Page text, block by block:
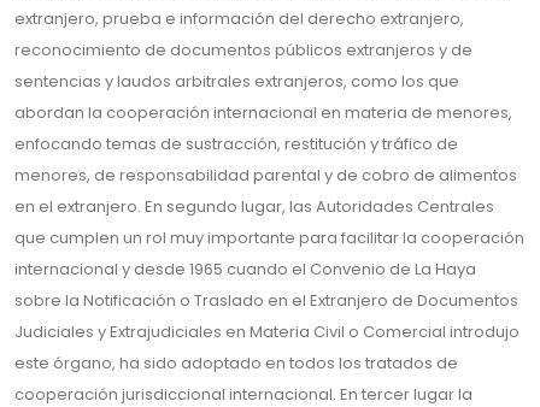
extranjero, prueba e información del derecho extranjero,
reconocimiento de documentos públicos extranjeros y de
sentencias y laudos arbitrales extranjeros, como los que
abordan la cooperación internacional en materia de menores,
enfocando temas de sustracción, restitución y tráfico de
menores, de responsabilidad parental y de cobro de alimentos
en el extranjero. En segundo lugar, las Autoridades Centrales
que cumplen un rol muy importante para facilitar la cooperación
internacional y desde 1965 cuando el Convenio de La Haya
sobre la Notificación o Traslado en el Extranjero de Documentos
Judiciales y Extrajudiciales en Materia Civil o Comercial introdujo
este órgano, ha sido adoptado en todos los tratados de
cooperación jurisdiccional internacional. En tercer lugar la